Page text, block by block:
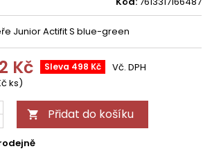
Junior Actifit S blue-green
Kč Sleva 498 Kč
ks)
Vč. DPH
 Přidat do košíku